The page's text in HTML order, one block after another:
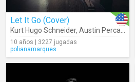
Let It Go (Cover)
Kurt Hugo Schneider, Austin Percario
10 años | 3227 jugadas
polianamarques